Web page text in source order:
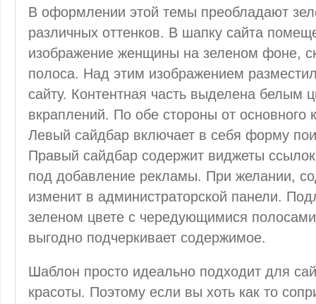
В оформлении этой темы преобладают
различных оттенков. В шапку сайта
изображение женщины на зеленом фоне,
полоса. Над этим изображением
сайту. Контентная часть выделена белым
вкраплений. По обе стороны от
Левый сайдбар включает в себя форму
Правый сайдбар содержит виджеты
под добавление рекламы. При желании,
изменит в администраторской панели.
зеленом цвете с чередующимися полосами
выгодно подчеркивает содержимое.
Шаблон просто идеально подходит для
красоты. Поэтому если вы хоть как то